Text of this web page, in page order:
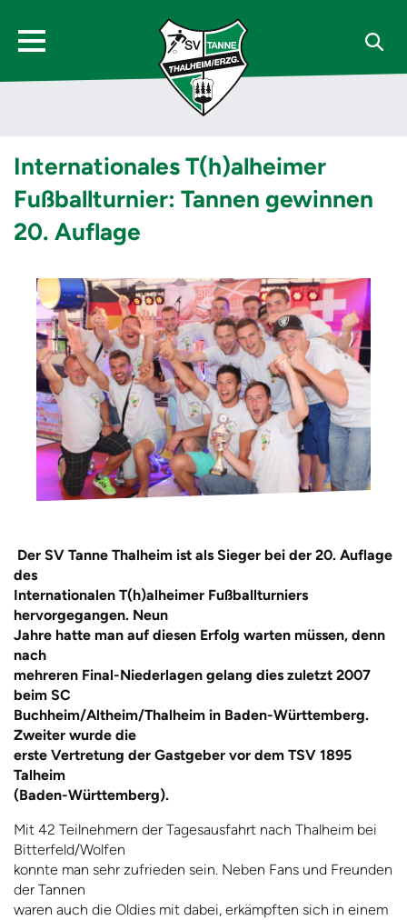
Internationales T(h)alheimer
Fußballturnier: Tannen gewinnen
20. Auflage
Der SV Tanne Thalheim ist als Sieger bei der 20. Auflage
des
Internationalen T(h)alheimer Fußballturniers
hervorgegangen. Neun
Jahre hatte man auf diesen Erfolg warten müssen, denn
nach
mehreren Final-Niederlagen gelang dies zuletzt 2007
beim SC
Buchheim/Altheim/Thalheim in Baden-Württemberg.
Zweiter wurde die
erste Vertretung der Gastgeber vor dem TSV 1895
Talheim
(Baden-Württemberg).
Mit 42 Teilnehmern der Tagesausfahrt nach Thalheim bei
Bitterfeld/Wolfen
konnte man sehr zufrieden sein. Neben Fans und Freunden
der Tannen
waren auch die Oldies mit dabei, erkämpften sich in einem